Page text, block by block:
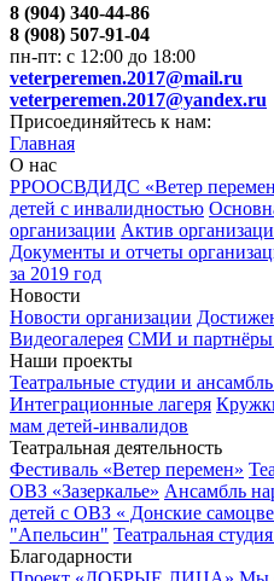
8 (904) 340-44-86
8 (908) 507-91-04
пн-пт: с 12:00 до 18:00
veterperemen.2017@mail.ru
veterperemen.2017@yandex.ru
Присоединяйтесь к нам:
Главная
О нас
РРООСВДИДС «Ветер
детей с инвалидностью
организации Актив
Документы и отчеты
за 2019 год
Новости
Новости организации
Видеогалерея СМИ и партнёры
Наши проекты
Театральные студии и
Интеграционные лагеря
мам детей-инвалидов
Театральная деятельность
Фестиваль «Ветер перемен»
ОВЗ «Зазеркалье» Ансамбль
детей с ОВЗ « Донские
"Апельсин" Театральная
Благодарности